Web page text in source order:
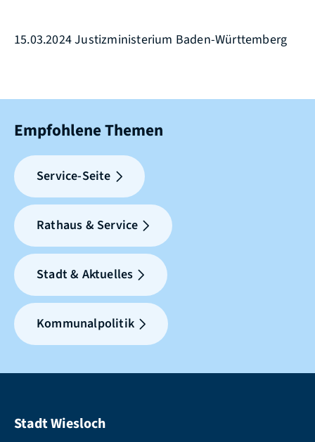
15.03.2024 Justizministerium Baden-Württemberg
Empfohlene Themen
Service-Seite
Rathaus & Service
Stadt & Aktuelles
Kommunalpolitik
Stadt Wiesloch